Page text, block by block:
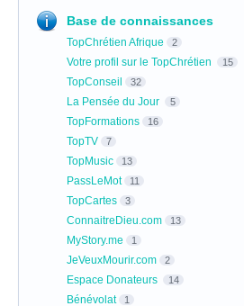
Base de connaissances
TopChrétien Afrique 2
Votre profil sur le TopChrétien 15
TopConseil 32
La Pensée du Jour 5
TopFormations 16
TopTV 7
TopMusic 13
PassLeMot 11
TopCartes 3
ConnaitreDieu.com 13
MyStory.me 1
JeVeuxMourir.com 2
Espace Donateurs 14
Bénévolat 1